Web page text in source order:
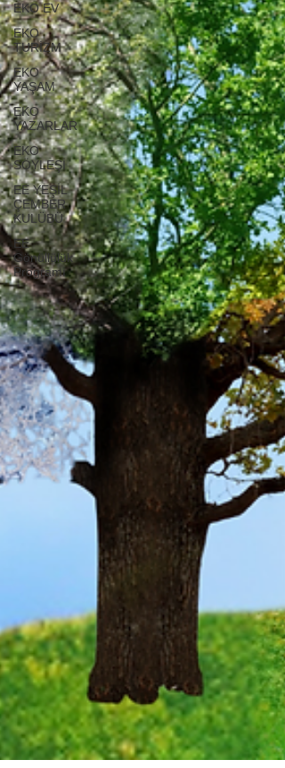
EKO EV
EKO
TURİZM
EKO
YAŞAM
EKO
YAZARLAR
EKO
SÖYLEŞİ
EE YEŞİL
ÇEMBER
KULÜBÜ
EE
Gönüllülük
Programı